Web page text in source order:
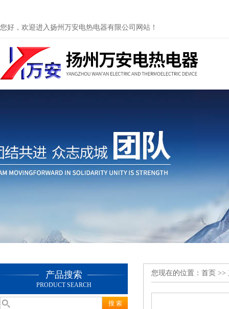
您好，欢迎进入扬州万安电热电器有限公司网站！
产品搜索
PRODUCT SEARCH
您现在的位置： 首页 >>